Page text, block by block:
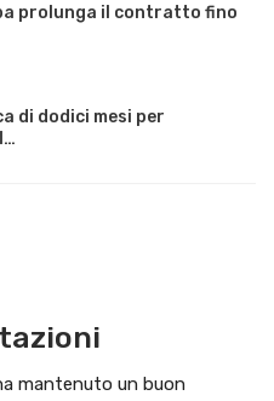
prolunga il contratto fino
di dodici mesi per
mantenuto un buon